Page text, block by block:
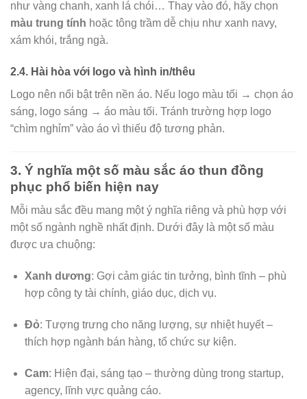
như vàng chanh, xanh lá chói… Thay vào đó, hãy chọn
màu trung tính hoặc tông trầm dễ chịu như xanh navy,
xám khói, trắng ngà.
2.4. Hài hòa với logo và hình in/thêu
Logo nên nổi bật trên nền áo. Nếu logo màu tối → chọn áo
sáng, logo sáng → áo màu tối. Tránh trường hợp logo
“chìm nghỉm” vào áo vì thiếu độ tương phản.
3. Ý nghĩa một số màu sắc áo thun đồng
phục phổ biến hiện nay
Mỗi màu sắc đều mang một ý nghĩa riêng và phù hợp với
một số ngành nghề nhất định. Dưới đây là một số màu
được ưa chuộng:
Xanh dương: Gợi cảm giác tin tưởng, bình tĩnh – phù
hợp công ty tài chính, giáo dục, dịch vụ.
Đỏ: Tượng trưng cho năng lượng, sự nhiệt huyết –
thích hợp ngành bán hàng, tổ chức sự kiện.
Cam: Hiện đại, sáng tạo – thường dùng trong startup,
agency, lĩnh vực quảng cáo.